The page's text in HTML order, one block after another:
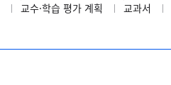
교수·학습 평가 계획 교과서